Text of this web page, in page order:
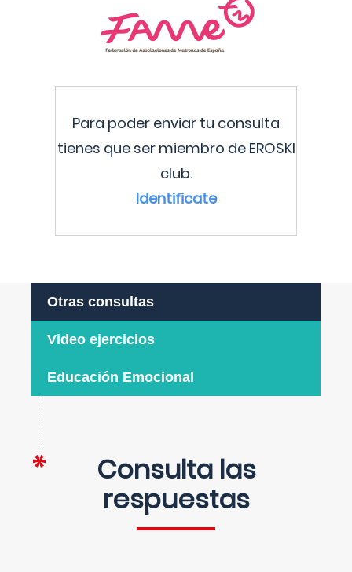
Para poder enviar tu consulta
tienes que ser miembro de EROSKI
club.
Identificate
Otras consultas
Video ejercicios
Educación Emocional
Consulta las
respuestas